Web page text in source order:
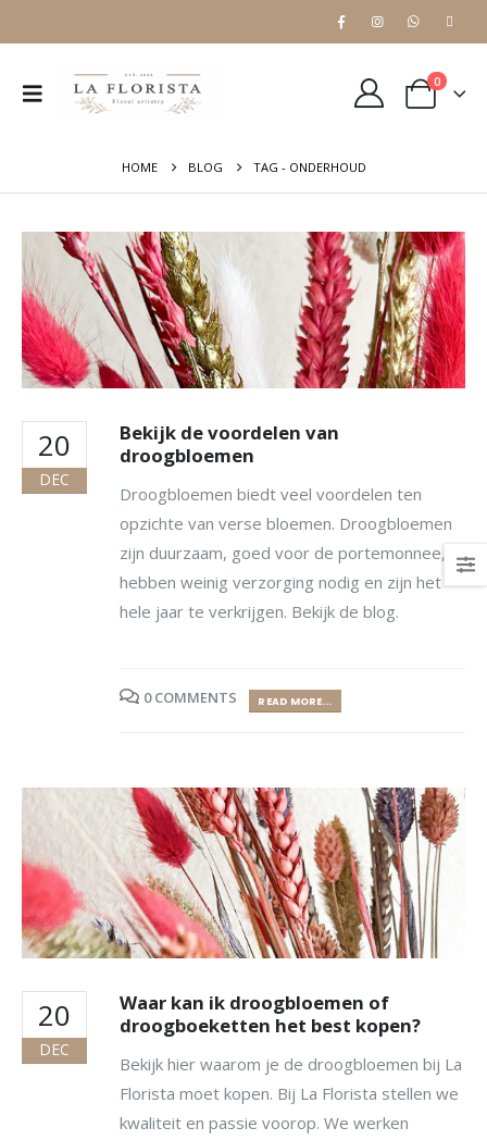
0
HOME BLOG TAG - ONDERHOUD
20
DEC
Bekijk de voordelen van
droogbloemen
Droogbloemen biedt veel voordelen ten
opzichte van verse bloemen. Droogbloemen
zijn duurzaam, goed voor de portemonnee,
hebben weinig verzorging nodig en zijn het
hele jaar te verkrijgen. Bekijk de blog.
0 COMMENTS READ MORE...
20
DEC
Waar kan ik droogbloemen of
droogboeketten het best kopen?
Bekijk hier waarom je de droogbloemen bij La
Florista moet kopen. Bij La Florista stellen we
kwaliteit en passie voorop. We werken